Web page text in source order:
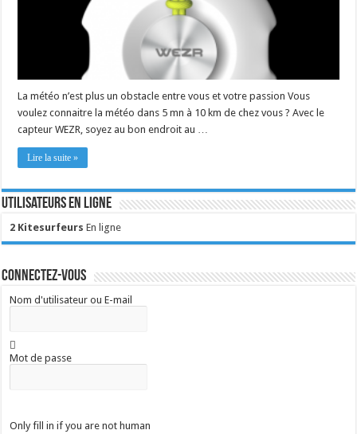
La météo n’est plus un obstacle entre vous et votre passion Vous
voulez connaitre la météo dans 5 mn à 10 km de chez vous ? Avec le
capteur WEZR, soyez au bon endroit au …
Lire la suite »
Utilisateurs en ligne
2 Kitesurfeurs En ligne
Connectez-vous
Nom d'utilisateur ou E-mail
Mot de passe
Only fill in if you are not human